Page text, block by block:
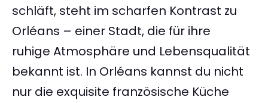
schläft, steht im scharfen Kontrast zu
Orléans – einer Stadt, die für ihre
ruhige Atmosphäre und Lebensqualität
bekannt ist. In Orléans kannst du nicht
nur die exquisite französische Küche